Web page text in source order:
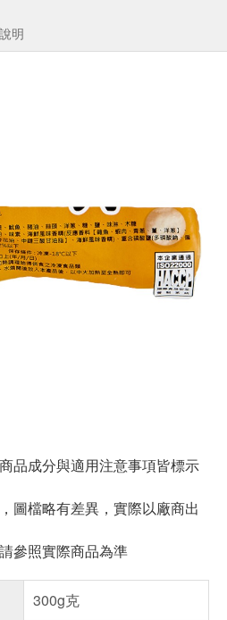
明
品成分與適用注意事項皆標示
圖檔略有差異，實際以廠商出
參照實際商品為準
300g克